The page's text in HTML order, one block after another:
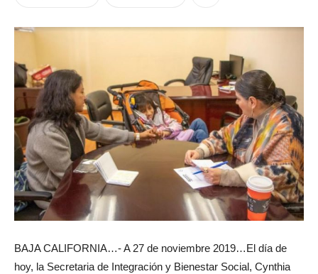
BAJA CALIFORNIA…- A 27 de noviembre 2019…El día de
hoy, la Secretaria de Integración y Bienestar Social, Cynthia